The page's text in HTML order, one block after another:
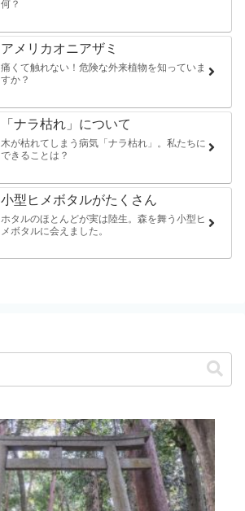
何？
アメリカオニアザミ
痛くて触れない！危険な外来植物を知っていま
すか？
「ナラ枯れ」について
木が枯れてしまう病気「ナラ枯れ」。私たちに
できることは？
小型ヒメボタルがたくさん
ホタルのほとんどが実は陸生。森を舞う小型ヒ
メボタルに会えました。